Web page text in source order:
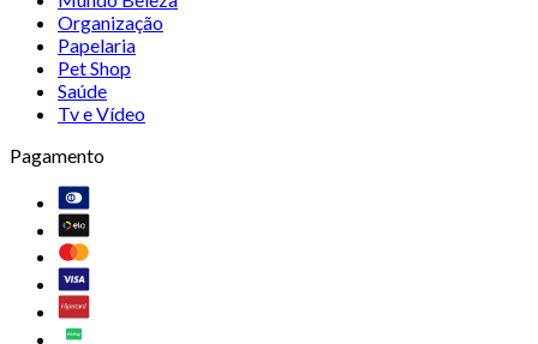
Organização
Papelaria
Pet Shop
Saúde
Tv e Vídeo
Pagamento